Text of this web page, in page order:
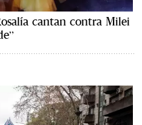
cantan contra Milei